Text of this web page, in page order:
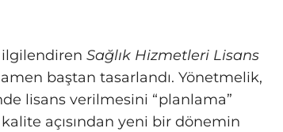
ilgilendiren Sağlık Hizmetleri Lisans
baştan tasarlandı. Yönetmelik,
lisans verilmesini “planlama”
açısından yeni bir dönemin